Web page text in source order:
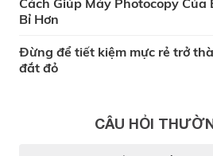
Bỉ Hơn
Đừng để tiết kiệm mực rẻ trở
đắt đỏ
CÂU HỎI